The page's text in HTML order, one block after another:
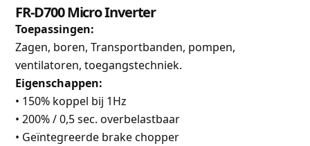
FR-D700 Micro Inverter
Toepassingen:
Zagen, boren, Transportbanden, pompen,
ventilatoren, toegangstechniek.
Eigenschappen:
• 150% koppel bij 1Hz
• 200% / 0,5 sec. overbelastbaar
• Geïntegreerde brake chopper